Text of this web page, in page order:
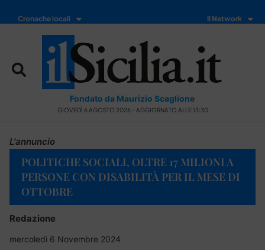
Cronache locali Il Network
Fondato da Maurizio Scaglione
GIOVEDÌ 6 AGOSTO 2026 - AGGIORNATO ALLE 13:30
L'annuncio
POLITICHE SOCIALI, OLTRE 17 MILIONI A
PERSONE CON DISABILITÀ PER IL MESE DI
OTTOBRE
Redazione
mercoledì 6 Novembre 2024